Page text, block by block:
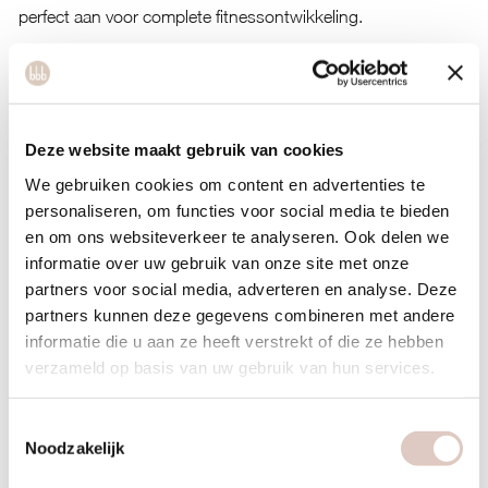
Deze website maakt gebruik van cookies
We gebruiken cookies om content en advertenties te
personaliseren, om functies voor social media te bieden
en om ons websiteverkeer te analyseren. Ook delen we
informatie over uw gebruik van onze site met onze
partners voor social media, adverteren en analyse. Deze
partners kunnen deze gegevens combineren met andere
informatie die u aan ze heeft verstrekt of die ze hebben
verzameld op basis van uw gebruik van hun services.
Noodzakelijk
perfect aan voor complete fitnessontwikkeling.
Krachttraining richt zich op maximale belasting van
spiergroepen, terwijl pilates focust op bewegingskwaliteit en
voor progressie. Bij pilates verhoog je de moeilijkheid door
complexere bewegingen of een langere houdduur van
posities.
De voordelen van pilates zijn het lage blessurerisico en de
focus op core stability. Traditionele krachttraining bouwt
sneller massa op, maar kan bij verkeerde uitvoering tot
blessures leiden. Een combinatie van beide geeft de beste
resultaten: pilates voor stabiliteit en bewegingskwaliteit,
krachttraining voor pure spieropbouw.
Welke factoren bepalen of pilates zwaar genoeg is voor